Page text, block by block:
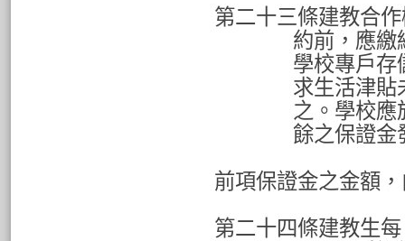
第二十三條建教合
約前，應繳
學校專戶存
求生活津貼
之。學校應
餘之保證金
前項保證金之金額
第二十四條建教生